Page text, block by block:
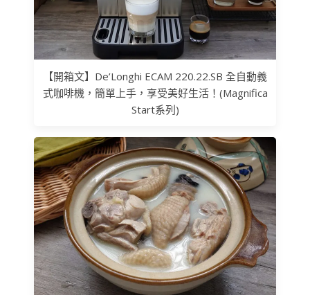
【開箱文】De’Longhi ECAM 220.22.SB 全自動義
式咖啡機，簡單上手，享受美好生活！(Magnifica
Start系列)